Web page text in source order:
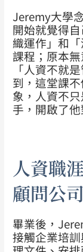
Jeremy大學
開始就覺得
織運作」和
課程；原本
「人資不就
到，這堂課
象，人資不
手，開啟了
人資職
顧問公
畢業後，
接觸企業培